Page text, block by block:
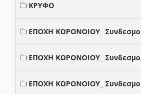
ΚΡΥΦΟ
ΕΠΟΧΗ ΚΟΡΟΝΟΙΟΥ_ Συνδεσμοι
ΕΠΟΧΗ ΚΟΡΟΝΟΙΟΥ_
ΕΠΟΧΗ ΚΟΡΟΝΟΙΟΥ_